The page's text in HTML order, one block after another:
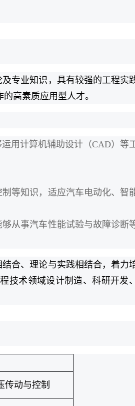
专业知识，具有较强的工程实
高素质应用型人才。
用计算机辅助设计（CAD）等
等知识，适应汽车电动化、智
从事汽车性能试验与故障诊断
合、理论与实践相结合，着力
技术领域设计制造、科研开发
传动与控制